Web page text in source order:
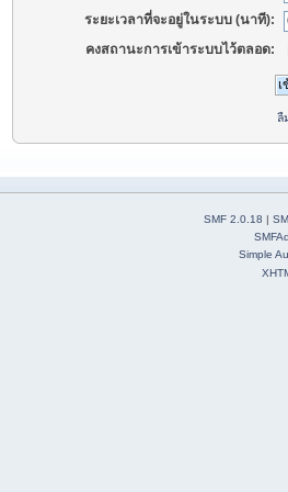
ระยะเวลาที่จะอยู่ในระบบ (นาที):
คงสถานะการเข้าระบบไว้ตลอด:
ลื
SMF 2.0.18 |
Simple